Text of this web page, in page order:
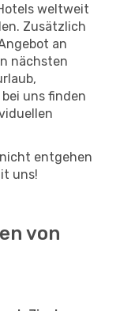
weltweit
Zusätzlich
an
nächsten
uns finden
entgehen
uns!
von